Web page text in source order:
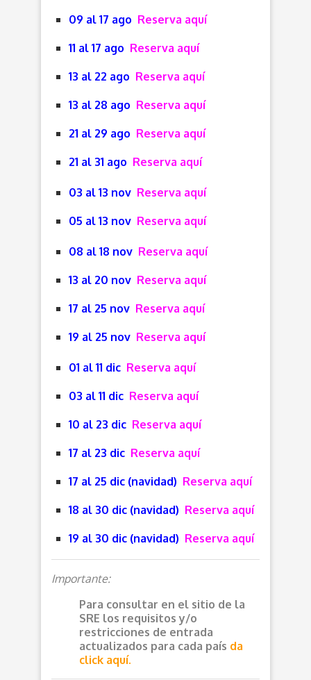
09 al 17 ago Reserva aquí
11 al 17 ago Reserva aquí
13 al 22 ago Reserva aquí
13 al 28 ago Reserva aquí
21 al 29 ago Reserva aquí
21 al 31 ago Reserva aquí
03 al 13 nov Reserva aquí
05 al 13 nov Reserva aquí
08 al 18 nov Reserva aquí
13 al 20 nov Reserva aquí
17 al 25 nov Reserva aquí
19 al 25 nov Reserva aquí
01 al 11 dic Reserva aquí
03 al 11 dic Reserva aquí
10 al 23 dic Reserva aquí
17 al 23 dic Reserva aquí
17 al 25 dic (navidad) Reserva aquí
18 al 30 dic (navidad) Reserva aquí
19 al 30 dic (navidad) Reserva aquí
Importante:
Para consultar en el sitio de la
SRE los requisitos y/o
restricciones de entrada
actualizados para cada país da
click aquí.